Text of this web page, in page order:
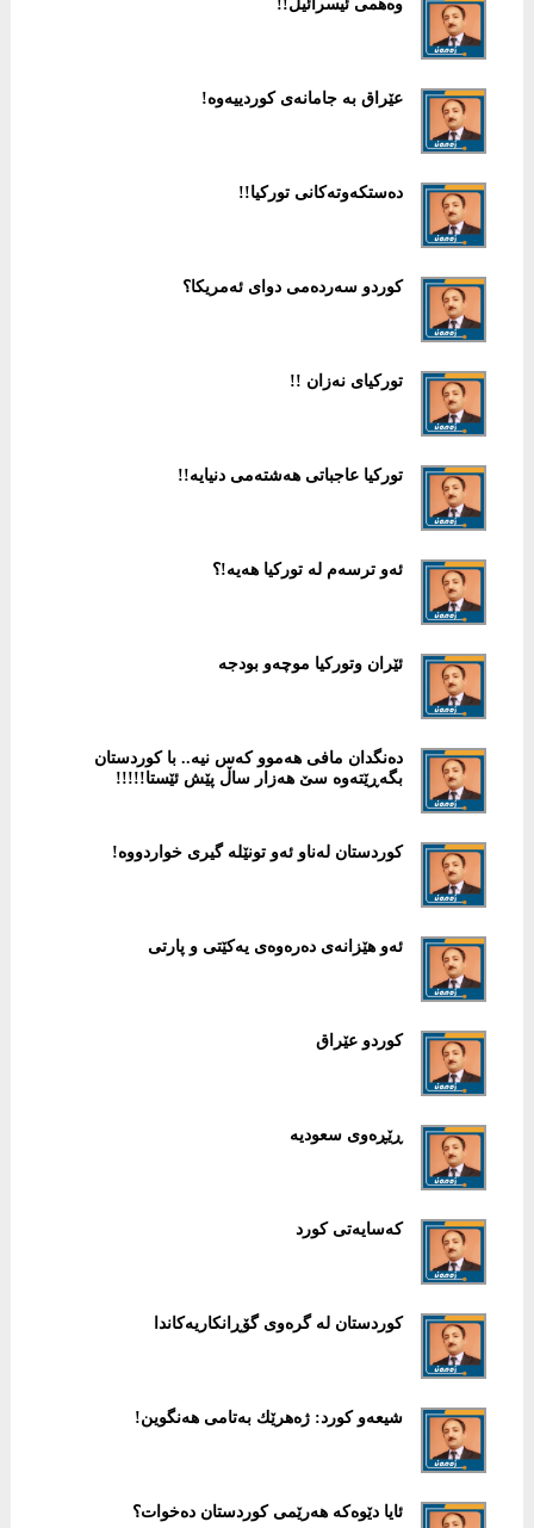
وەهمی ئیسرائیل!!
عێراق بە جامانەی كوردییەوە!
دەستكەوتەكانی توركیا!!
كوردو سەردەمی دوای ئەمریكا؟
توركیای نەزان !!
توركیا عاجباتی هەشتەمی دنیایە!!
ئەو ترسەم لە توركیا هەیە!؟
ئێران وتوركیا موچەو بودجە
دەنگدان مافی هەموو كەس نیە.. با كوردستان
بگەڕێتەوە سێ هەزار ساڵ پێش ئێستا!!!!!
كوردستان لەناو ئەو تونێلە گیری خواردووە!
ئەو هێزانەی دەرەوەی یەكێتی و پارتی
كوردو عێراق
ڕێڕه‌وی سعودیه‌
كەسایەتی كورد
كوردستان لە گرەوی گۆڕانكاریەكاندا
شیعەو كورد: ژەهرێك بەتامی هەنگوین!
ئایا دێوەكە هەرێمی كوردستان دەخوات؟